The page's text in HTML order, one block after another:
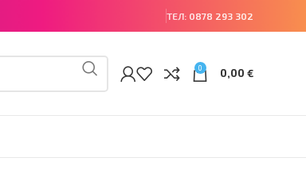
ТЕЛ: 0878 293 302
0 0,00 €